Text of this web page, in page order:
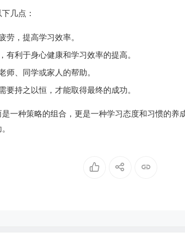
几点：
劳，提高学习效率。
有利于身心健康和学习效率的提高。
师、同学或家人的帮助。
要持之以恒，才能取得最终的成功。
一种策略的组合，更是一种学习态度和习惯的养